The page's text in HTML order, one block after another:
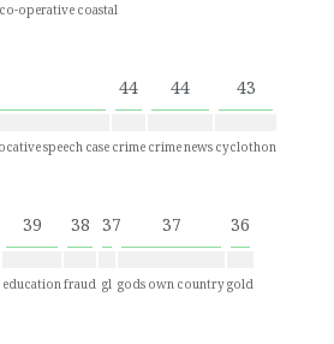
co-operativecoastal
speech case
44
crime
44
crime news
43
cyclothon
39
education
38
fraud
37
gl
37
gods own country
36
gold